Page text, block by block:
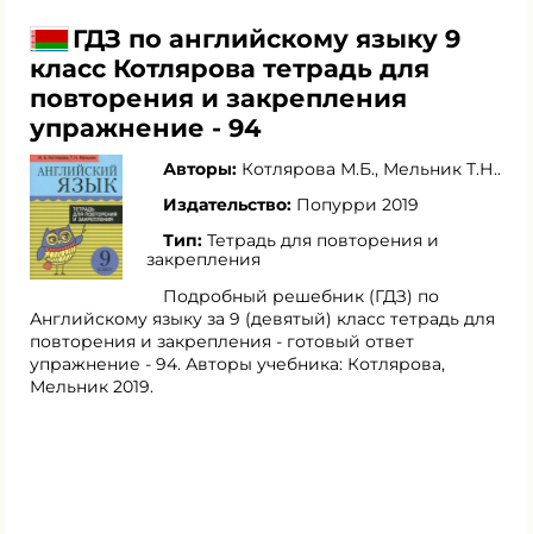
ГДЗ по английскому языку 9
класс Котлярова тетрадь для
повторения и закрепления
упражнение - 94
Авторы: Котлярова М.Б., Мельник Т.Н..
Издательство: Попурри 2019
Тип: Тетрадь для повторения и
закрепления
Подробный решебник (ГДЗ) по
Английскому языку за 9 (девятый) класс тетрадь для
повторения и закрепления - готовый ответ
упражнение - 94. Авторы учебника: Котлярова,
Мельник 2019.